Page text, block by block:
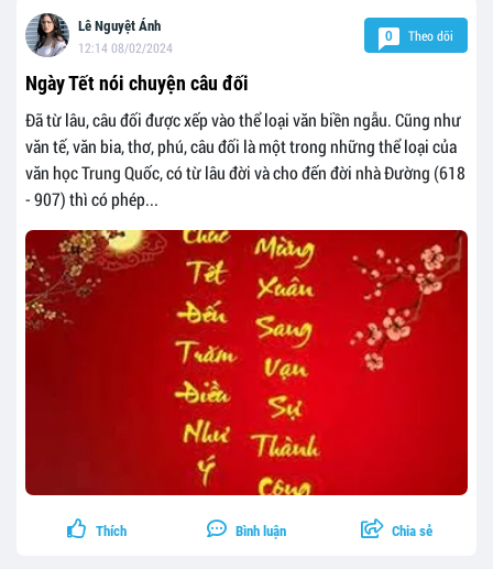
Lê Nguyệt Ánh
12:14 08/02/2024
0 Theo dõi
Ngày Tết nói chuyện câu đối
Đã từ lâu, câu đối được xếp vào thể loại văn biền ngẫu. Cũng như
văn tế, văn bia, thơ, phú, câu đối là một trong những thể loại của
văn học Trung Quốc, có từ lâu đời và cho đến đời nhà Đường (618
- 907) thì có phép...
Thích Bình luận Chia sẻ